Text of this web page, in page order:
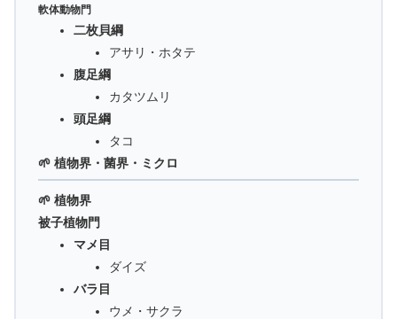
軟体動物門
二枚貝綱
アサリ・ホタテ
腹足綱
カタツムリ
頭足綱
タコ
🌱 植物界・菌界・ミクロ
🌱 植物界
被子植物門
マメ目
ダイズ
バラ目
ウメ・サクラ